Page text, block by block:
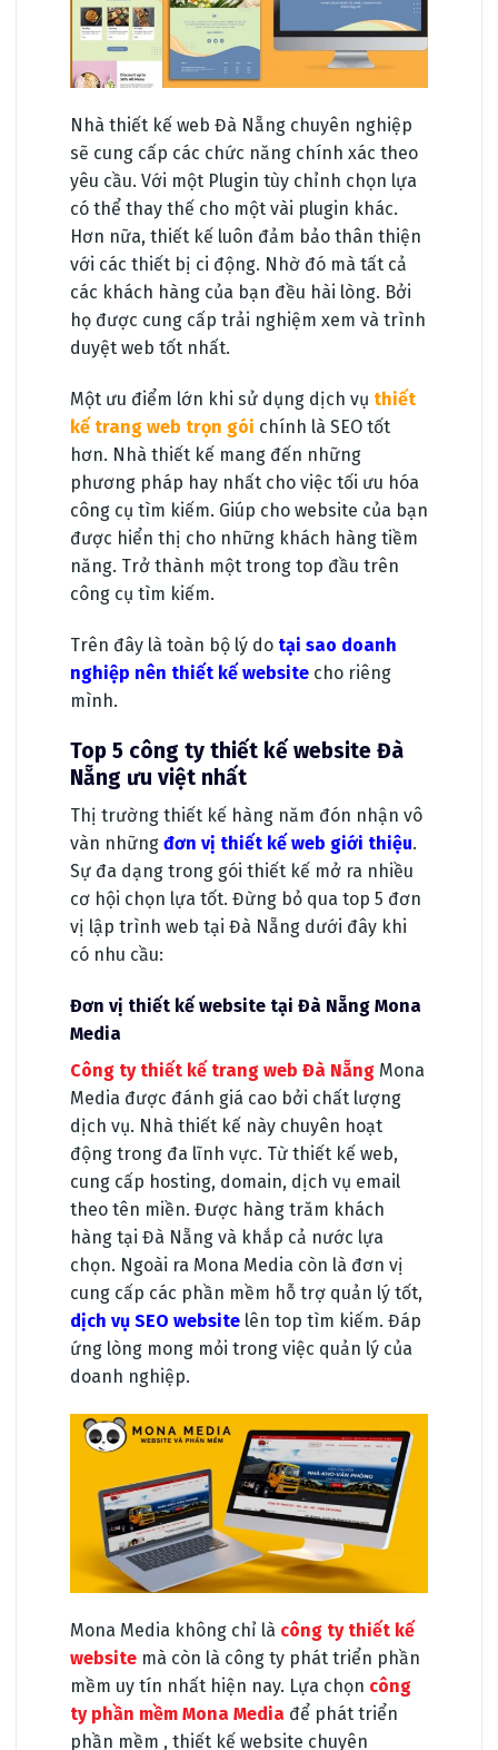
Nhà thiết kế web Đà Nẵng chuyên nghiệp
sẽ cung cấp các chức năng chính xác theo
yêu cầu. Với một Plugin tùy chỉnh chọn lựa
có thể thay thế cho một vài plugin khác.
Hơn nữa, thiết kế luôn đảm bảo thân thiện
với các thiết bị ci động. Nhờ đó mà tất cả
các khách hàng của bạn đều hài lòng. Bởi
họ được cung cấp trải nghiệm xem và trình
duyệt web tốt nhất.
Một ưu điểm lớn khi sử dụng dịch vụ thiết
kế trang web trọn gói chính là SEO tốt
hơn. Nhà thiết kế mang đến những
phương pháp hay nhất cho việc tối ưu hóa
công cụ tìm kiếm. Giúp cho website của bạn
được hiển thị cho những khách hàng tiềm
năng. Trở thành một trong top đầu trên
công cụ tìm kiếm.
Trên đây là toàn bộ lý do tại sao doanh
nghiệp nên thiết kế website cho riêng
mình.
Top 5 công ty thiết kế website Đà
Nẵng ưu việt nhất
Thị trường thiết kế hàng năm đón nhận vô
vàn những đơn vị thiết kế web giới thiệu.
Sự đa dạng trong gói thiết kế mở ra nhiều
cơ hội chọn lựa tốt. Đừng bỏ qua top 5 đơn
vị lập trình web tại Đà Nẵng dưới đây khi
có nhu cầu:
Đơn vị thiết kế website tại Đà Nẵng Mona
Media
Công ty thiết kế trang web Đà Nẵng Mona
Media được đánh giá cao bởi chất lượng
dịch vụ. Nhà thiết kế này chuyên hoạt
động trong đa lĩnh vực. Từ thiết kế web,
cung cấp hosting, domain, dịch vụ email
theo tên miền. Được hàng trăm khách
hàng tại Đà Nẵng và khắp cả nước lựa
chọn. Ngoài ra Mona Media còn là đơn vị
cung cấp các phần mềm hỗ trợ quản lý tốt,
dịch vụ SEO website lên top tìm kiếm. Đáp
ứng lòng mong mỏi trong việc quản lý của
doanh nghiệp.
Mona Media không chỉ là công ty thiết kế
website mà còn là công ty phát triển phần
mềm uy tín nhất hiện nay. Lựa chọn công
ty phần mềm Mona Media để phát triển
phần mềm , thiết kế website chuyên